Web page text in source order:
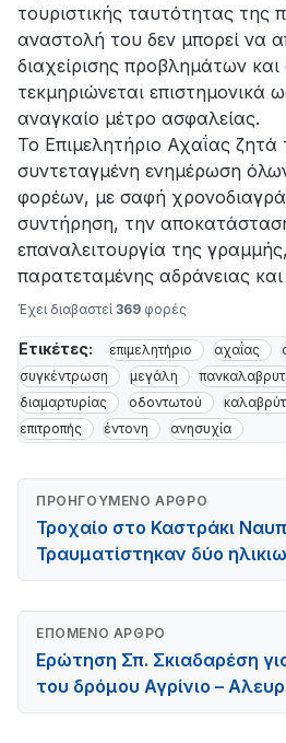
τουριστικής ταυτότητας της
αναστολή του δεν μπορεί να
διαχείρισης προβλημάτων και
τεκμηριώνεται επιστημονικά
αναγκαίο μέτρο ασφαλείας.
Το Επιμελητήριο Αχαΐας ζητά
συντεταγμένη ενημέρωση
φορέων, με σαφή
συντήρηση, την
επαναλειτουργία της
παρατεταμένης αδράνειας
Έχει διαβαστεί 369 φορές
Ετικέτες: επιμελητήριο αχαΐας
συγκέντρωση
μεγάλη
διαμαρτυρίας
οδοντωτού
επιτροπής
έντονη ανησυχία
ΠΡΟΗΓΟΎΜΕΝΟ ΆΡΘΡΟ
Τροχαίο στο Καστράκι
Τραυματίστηκαν δύο
ΕΠΌΜΕΝΟ ΆΡΘΡΟ
Ερώτηση Σπ. Σκιαδαρέση
του δρόμου Αγρίνιο –